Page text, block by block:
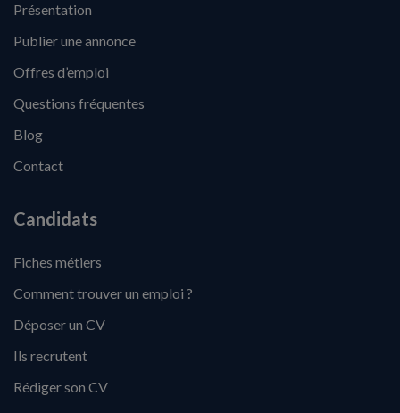
Présentation
Publier une annonce
Offres d’emploi
Questions fréquentes
Blog
Contact
Candidats
Fiches métiers
Comment trouver un emploi ?
Déposer un CV
Ils recrutent
Rédiger son CV